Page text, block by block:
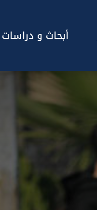
أبحاث و دراسات